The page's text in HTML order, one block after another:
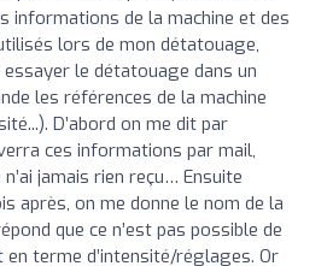
informations de la machine et des
lors de mon détatouage,
le détatouage dans un
les références de la machine
D’abord on me dit par
ces informations par mail,
jamais rien reçu… Ensuite
après, on me donne le nom de la
que ce n’est pas possible de
terme d’intensité/réglages. Or